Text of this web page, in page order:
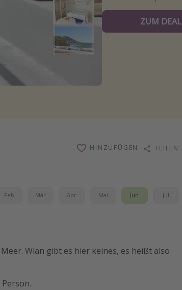
ZUM DEAL
HINZUFÜGEN TEILEN
Feb Mär Apr Mai Jun Jul
Wlan gibt es hier keines, es heißt also